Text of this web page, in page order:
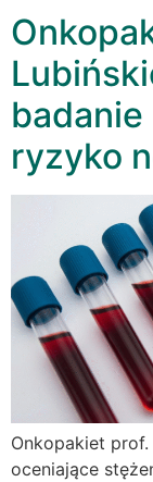
ryzyko
Onkopakiet
oceniające